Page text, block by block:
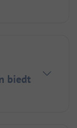
biedt